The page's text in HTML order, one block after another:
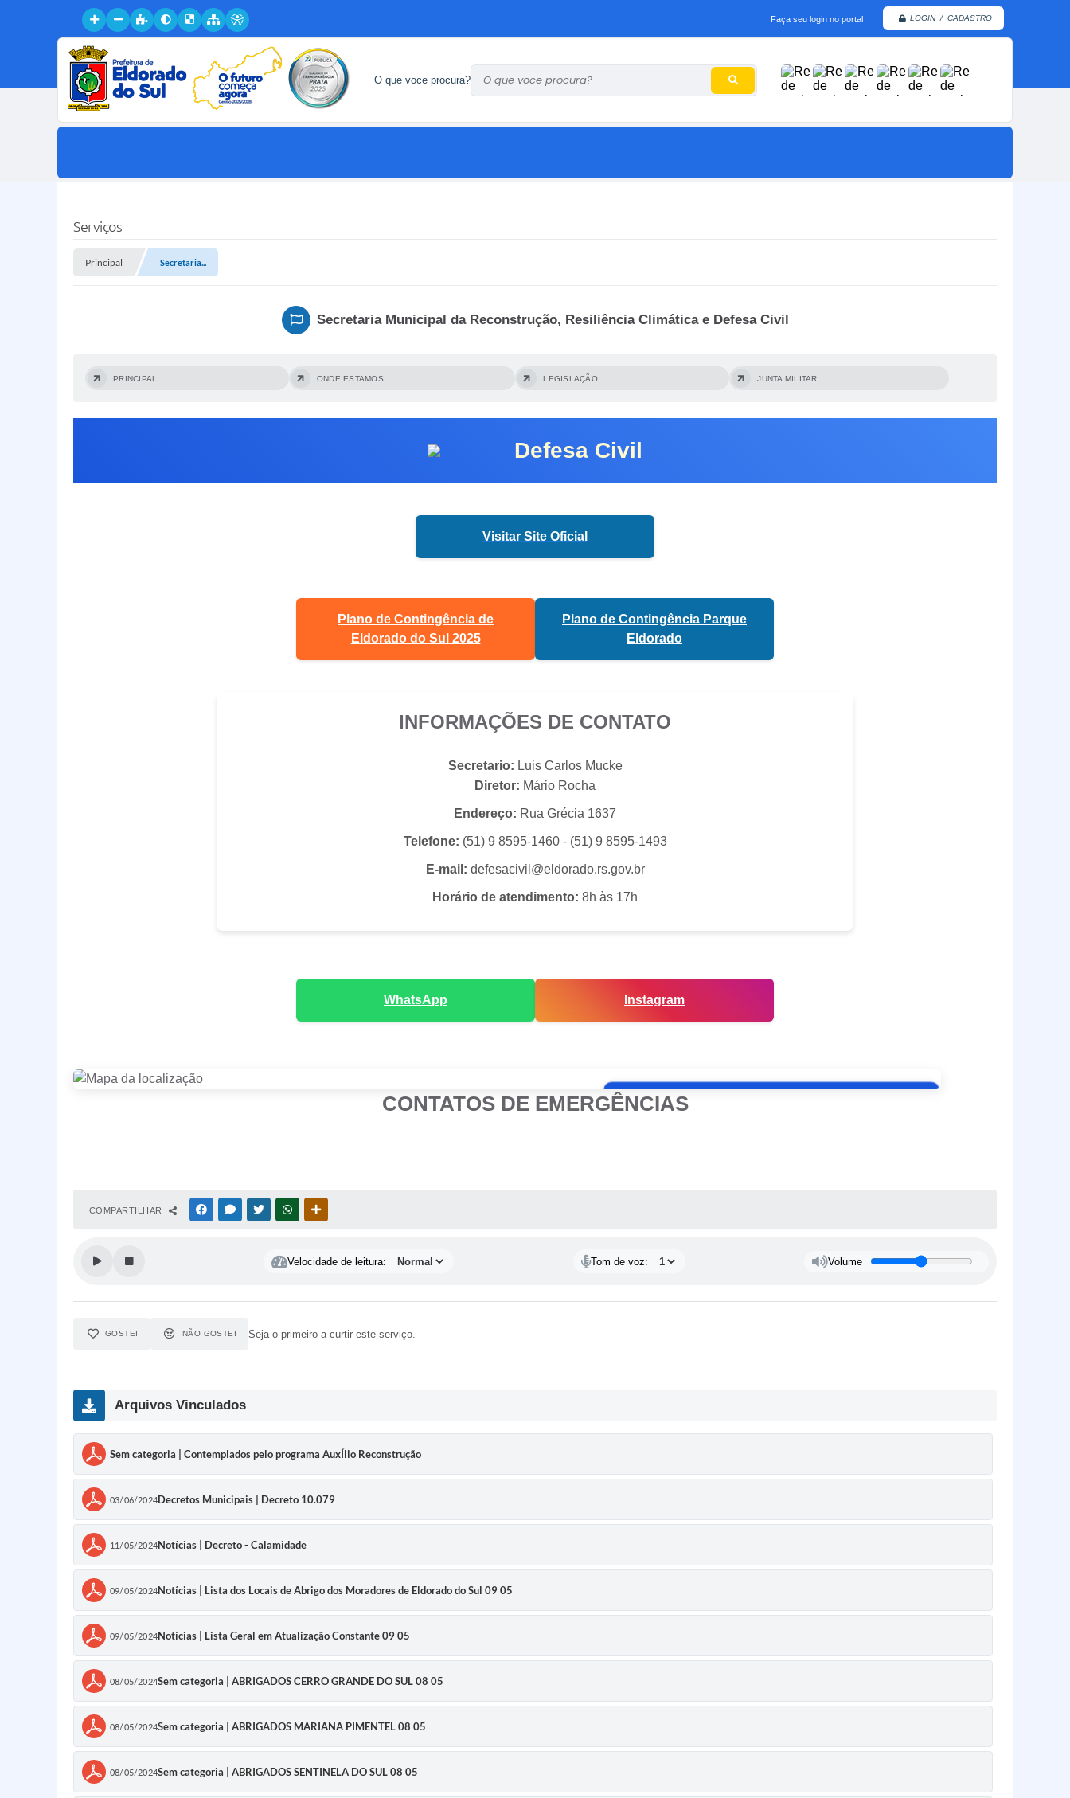
Faça seu login no portal LOGIN / CADASTRO
O que voce procura?
Serviços
Principal Secretaria...
Secretaria Municipal da Reconstrução, Resiliência Climática e Defesa Civil
PRINCIPAL ONDE ESTAMOS LEGISLAÇÃO JUNTA MILITAR
Defesa Civil
Visitar Site Oficial
Plano de Contingência de
Eldorado do Sul 2025
Plano de Contingência Parque
Eldorado
INFORMAÇÕES DE CONTATO
Secretario: Luis Carlos Mucke
Diretor: Mário Rocha
Endereço: Rua Grécia 1637
Telefone: (51) 9 8595-1460 - (51) 9 8595-1493
E-mail: defesacivil@eldorado.rs.gov.br
Horário de atendimento: 8h às 17h
WhatsApp Instagram
Rua Grécia n° 1637, Centro Novo, Eldorado do Sul
CONTATOS DE EMERGÊNCIAS
COMPARTILHAR FACEBOOKMESSENGER
TWITTERWHATSAPP
Velocidade de leitura: Tom de voz: Volume
GOSTEI NÃO GOSTEI Seja o primeiro a curtir este serviço.
Arquivos Vinculados
Sem categoria | Contemplados pelo programa AuxÍlio Reconstrução
03/06/2024Decretos Municipais | Decreto 10.079
11/05/2024Notícias | Decreto - Calamidade
09/05/2024Notícias | Lista dos Locais de Abrigo dos Moradores de Eldorado do Sul 09 05
09/05/2024Notícias | Lista Geral em Atualização Constante 09 05
08/05/2024Sem categoria | ABRIGADOS CERRO GRANDE DO SUL 08 05
08/05/2024Sem categoria | ABRIGADOS MARIANA PIMENTEL 08 05
08/05/2024Sem categoria | ABRIGADOS SENTINELA DO SUL 08 05